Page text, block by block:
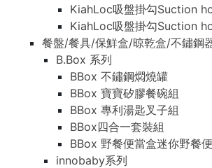
KiahLoc吸盤掛勾Suction
KiahLoc吸盤掛勾Suction
餐盤/餐具/保鮮盒/晾乾盒/不鏽鋼
B.Box 系列
BBox 不鏽鋼燜燒罐
BBox 寶寶矽膠餐碗組
BBox 專利湯匙叉子組
BBox四合一套裝組
BBox 野餐便當盒迷你野餐
innobaby系列